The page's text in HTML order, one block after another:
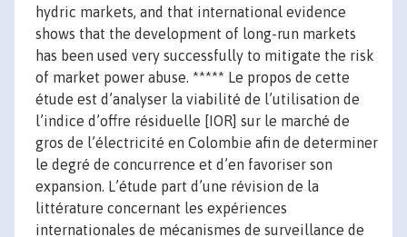
hydric markets, and that international evidence
shows that the development of long-run markets
has been used very successfully to mitigate the risk
of market power abuse. ***** Le propos de cette
étude est d’analyser la viabilité de l’utilisation de
l’indice d’offre résiduelle [IOR] sur le marché de
gros de l’électricité en Colombie afin de determiner
le degré de concurrence et d’en favoriser son
expansion. L’étude part d’une révision de la
littérature concernant les expériences
internationales de mécanismes de surveillance de